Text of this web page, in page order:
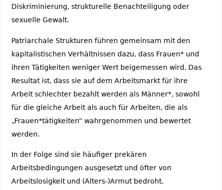
Diskriminierung, strukturelle Benachteiligung oder
sexuelle Gewalt.
Patriarchale Strukturen führen gemeinsam mit den
kapitalistischen Verhältnissen dazu, dass Frauen* und
ihren Tätigkeiten weniger Wert beigemessen wird. Das
Resultat ist, dass sie auf dem Arbeitsmarkt für ihre
Arbeit schlechter bezahlt werden als Männer*, sowohl
für die gleiche Arbeit als auch für Arbeiten, die als
„Frauen*tätigkeiten“ wahrgenommen und bewertet
werden.
In der Folge sind sie häufiger prekären
Arbeitsbedingungen ausgesetzt und öfter von
Arbeitslosigkeit und (Alters-)Armut bedroht.